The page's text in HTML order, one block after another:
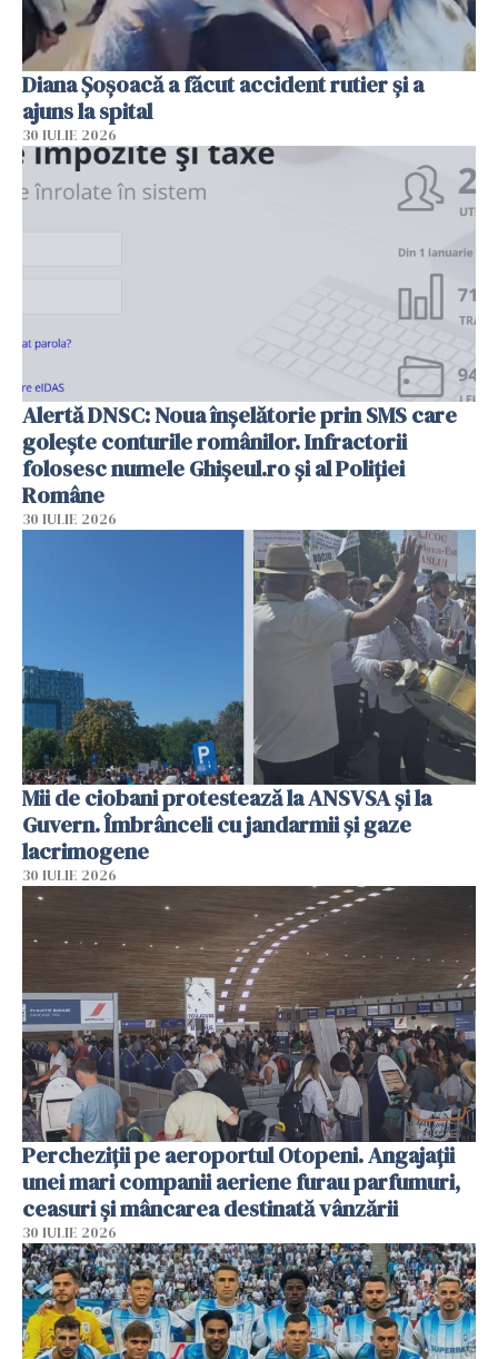
Diana Șoșoacă a făcut accident rutier și a
ajuns la spital
30 IULIE 2026
Alertă DNSC: Noua înșelătorie prin SMS care
golește conturile românilor. Infractorii
folosesc numele Ghișeul.ro și al Poliției
Române
30 IULIE 2026
Mii de ciobani protestează la ANSVSA și la
Guvern. Îmbrânceli cu jandarmii și gaze
lacrimogene
30 IULIE 2026
Percheziții pe aeroportul Otopeni. Angajații
unei mari companii aeriene furau parfumuri,
ceasuri și mâncarea destinată vânzării
30 IULIE 2026